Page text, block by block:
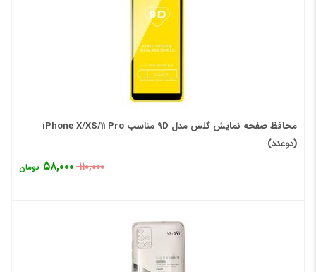
محافظ صفحه نمایش گلس مدل 9D مناسب iPhone X/XS/11 Pro
(دوعدد)
۱۱۰,۰۰۰ ۵۸,۰۰۰ تومان